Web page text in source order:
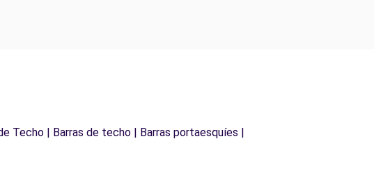
Techo | Barras de techo | Barras portaesquíes |